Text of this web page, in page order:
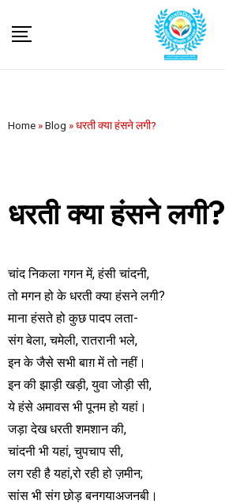
Home »Blog »धरती क्या हंसने लगी?
धरती क्या हंसने लगी?
चांद निकला गगन में, हंसी चांदनी,
तो मगन हो के धरती क्या हंसने लगी?
माना हंसते हो कुछ पादप लता-
संग बेला, चमेली, रातरानी भले,
इन के जैसे सभी बाग़ में तो नहीं।
इन की झाड़ी खड़ी, युवा जोड़ी सी,
ये हंसे अमावस भी पूनम हो यहां।
जड़ा देख धरती शमशान की,
चांदनी भी यहां, चुपचाप सी,
लग रही है यहां,रो रही हो ज़मीन;
सांस भी संग छोड़ बनगयाअजनबी।